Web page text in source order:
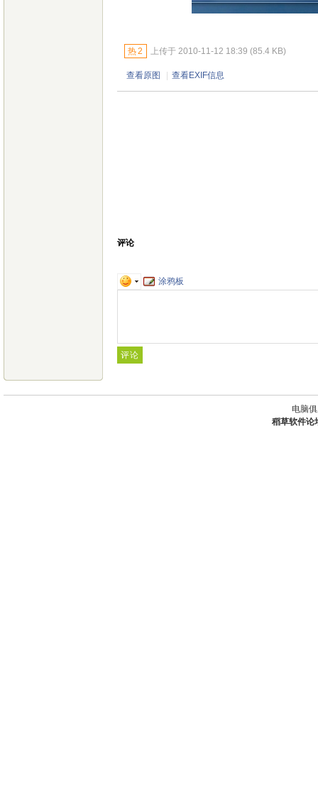
热2 上传于 2010-11-12 18:39 (85.4 KB)
查看原图 | 查看EXIF信息
评论
涂鸦板
电脑
稻草软件论